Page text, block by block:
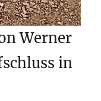
Werner
in